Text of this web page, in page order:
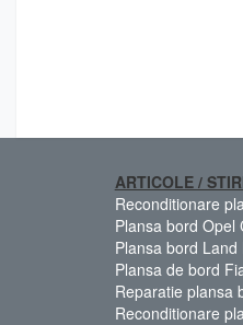
ARTICOLE /
Reconditionare
Plansa bord Opel
Plansa bord
Plansa de bord
Reparatie plansa
Reconditionare